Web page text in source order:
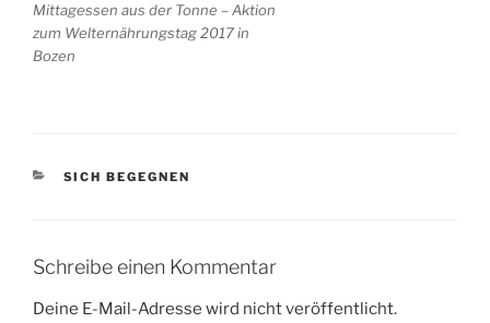
Mittagessen aus der Tonne – Aktion
zum Welternährungstag 2017 in
Bozen
KATEGORIEN
SICH BEGEGNEN
Schreibe einen Kommentar
Deine E-Mail-Adresse wird nicht veröffentlicht.